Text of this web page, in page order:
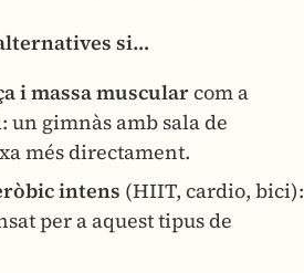
si…
i massa muscularcom a
gimnàs amb sala de
més directament.
intens (HIIT, cardio, bici):
per a aquest tipus de